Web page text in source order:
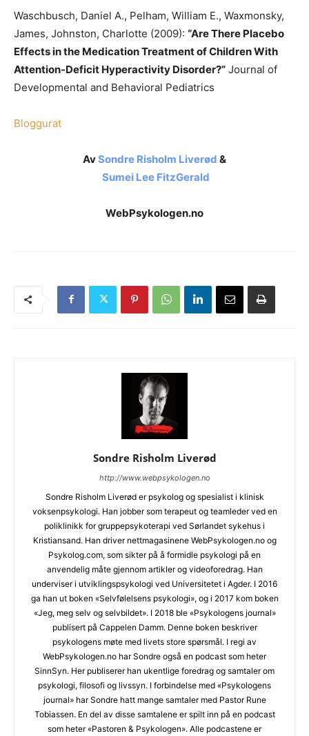
Waschbusch, Daniel A., Pelham, William E., Waxmonsky,
James, Johnston, Charlotte (2009): “Are There Placebo
Effects in the Medication Treatment of Children With
Attention-Deficit Hyperactivity Disorder?” Journal of
Developmental and Behavioral Pediatrics
Bloggurat
AvSondre Risholm Liverød &
Sumei Lee FitzGerald
WebPsykologen.no
Sondre Risholm Liverød
http://www.webpsykologen.no
Sondre Risholm Liverød er psykolog og spesialist i klinisk
voksenpsykologi. Han jobber som terapeut og teamleder ved en
poliklinikk for gruppepsykoterapi ved Sørlandet sykehus i
Kristiansand. Han driver nettmagasinene WebPsykologen.no og
Psykolog.com, som sikter på å formidle psykologi på en
anvendelig måte gjennom artikler og videoforedrag. Han
underviser i utviklingspsykologi ved Universitetet i Agder. I 2016
ga han ut boken «Selvfølelsens psykologi», og i 2017 kom boken
«Jeg, meg selv og selvbildet». I 2018 ble «Psykologens journal»
publisert på Cappelen Damm. Denne boken beskriver
psykologens møte med livets store spørsmål. I regi av
WebPsykologen.no har Sondre også en podcast som heter
SinnSyn. Her publiserer han ukentlige foredrag og samtaler om
psykologi, filosofi og livssyn. I forbindelse med «Psykologens
journal» har Sondre hatt mange samtaler med Pastor Rune
Tobiassen. En del av disse samtalene er spilt inn på en podcast
som heter «Pastoren & Psykologen». Alle podcastene er